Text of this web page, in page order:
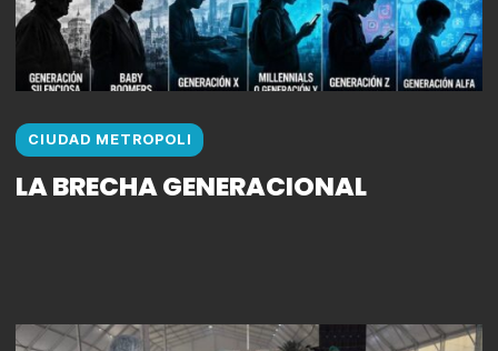
CIUDAD METROPOLI
LA BRECHA GENERACIONAL